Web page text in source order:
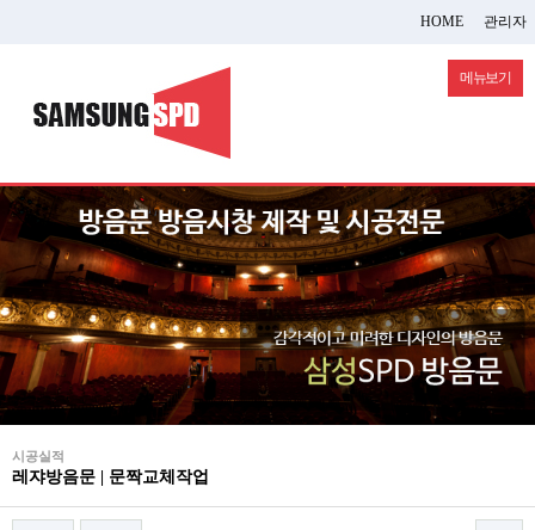
HOME 관리자
메뉴보기
시공실적
레쟈방음문 | 문짝교체작업